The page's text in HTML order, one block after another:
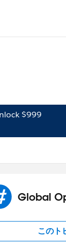
$999
Global
このト